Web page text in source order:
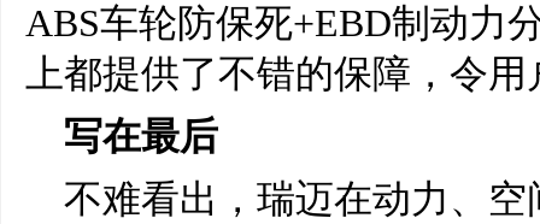
ABS车轮防保死+EBD制动力
上都提供了不错的保障，令
写在最后
不难看出，瑞迈在动力、